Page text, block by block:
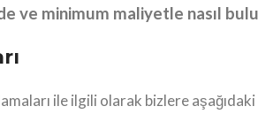
ve minimum maliyetle nasıl
ile ilgili olarak bizlere